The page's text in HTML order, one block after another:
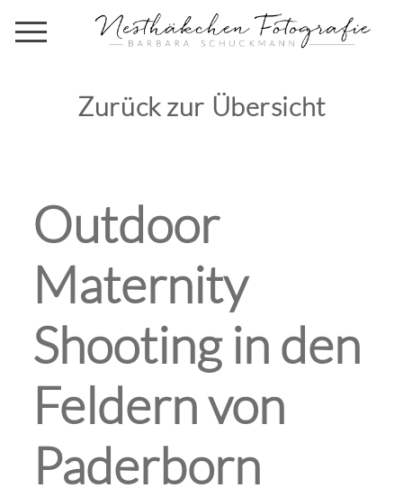
Zurück zur Übersicht
Outdoor
Maternity
Shooting in den
Feldern von
Paderborn